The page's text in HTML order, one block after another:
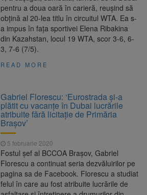
pentru a doua oară în carieră, reuşind să
obţină al 20-lea titlu în circuitul WTA. Ea s-
a impus în faţa sportivei Elena Ribakina
din Kazahstan, locul 19 WTA, scor 3-6, 6-
3, 7-6 (7/5).
READ MORE
Gabriel Florescu: ‘Eurostrada și-a
plătit cu vacanțe în Dubai lucrările
atribuite fără licitație de Primăria
Brașov’
5 februarie 2020
Fostul șef al BCCOA Brașov, Gabriel
Florescu a continuat seria dezvăluirilor pe
pagina sa de Facebook. Florescu a studiat
felul în care au fost atribuite lucrările de